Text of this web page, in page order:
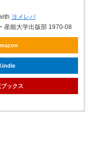
ヨメレバ
産能大学出版部 1970-08
ックス